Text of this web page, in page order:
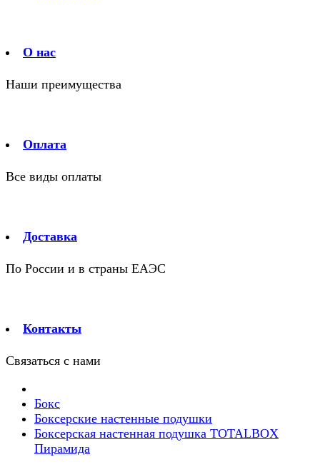
О нас
Наши преимущества
Оплата
Все виды оплаты
Доставка
По России и в страны ЕАЭС
Контакты
Связаться с нами
Бокс
Боксерские настенные подушки
Боксерская настенная подушка TOTALBOX
Пирамида